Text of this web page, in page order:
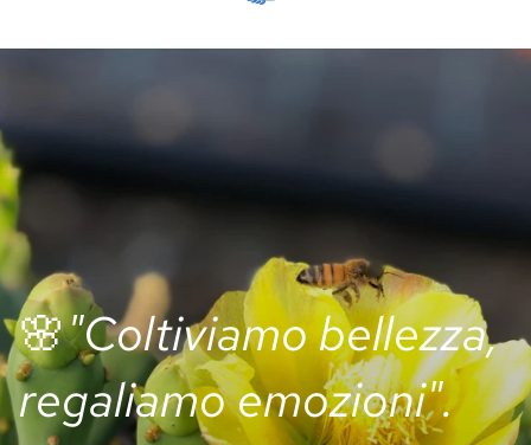
🌸"Coltiviamo bellezza,
regaliamo emozioni".